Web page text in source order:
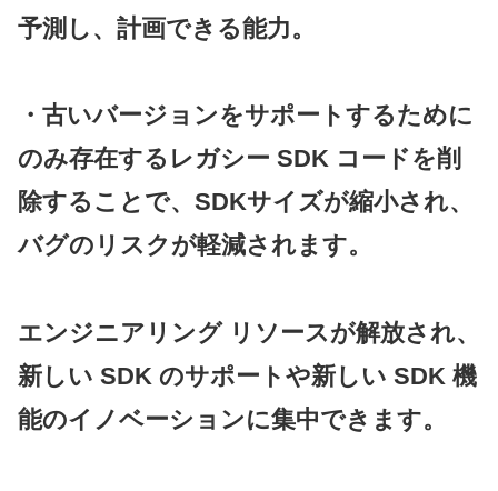
予測し、計画できる能力。
・古いバージョンをサポートするために
のみ存在するレガシー SDK コードを削
除することで、SDKサイズが縮小され、
バグのリスクが軽減されます。
エンジニアリング リソースが解放され、
新しい SDK のサポートや新しい SDK 機
能のイノベーションに集中できます。